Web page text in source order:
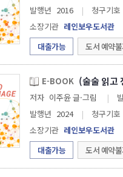
발행년 2016 | 청구기호
소장기관 레인보우도서관
대출가능
도서 예약
E-BOOK (술술 읽고
저자 이주윤 글·그림 |
발행년 2024 | 청구기호
소장기관 레인보우도서관
대출가능
도서 예약